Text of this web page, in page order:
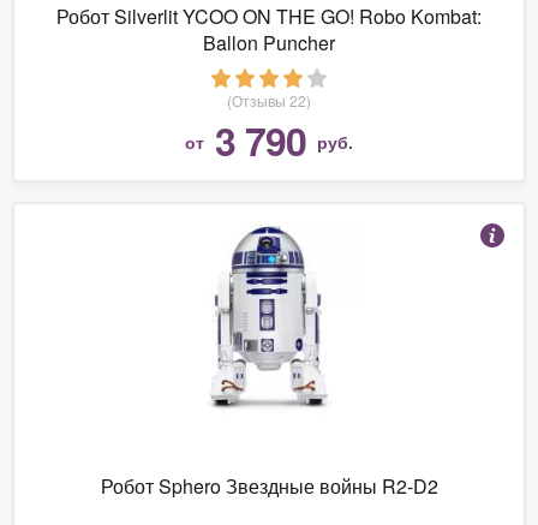
Робот Silverlit YCOO ON THE GO! Robo Kombat:
Ballon Puncher
(Отзывы 22)
от 3 790 руб.
Робот Sphero Звездные войны R2-D2